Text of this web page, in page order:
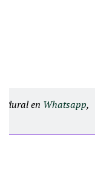
Plural en Whatsapp,